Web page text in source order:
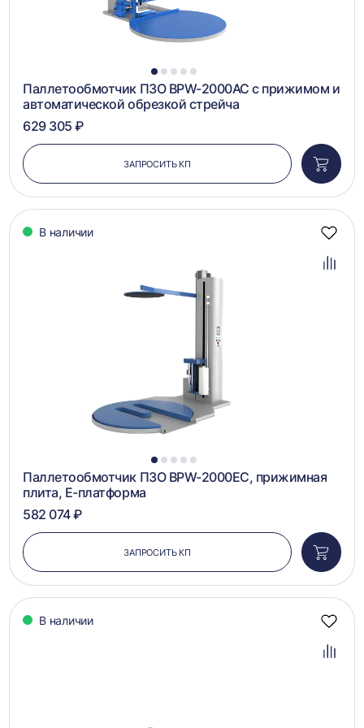
1 2 3 4 5
Паллетообмотчик ПЗО BPW-2000AC с прижимом и
автоматической обрезкой стрейча
629 305 ₽
ЗАПРОСИТЬ КП
в
В наличии
1 2 3 4 5
Паллетообмотчик ПЗО BPW-2000EC, прижимная
плита, Е-платформа
582 074 ₽
ЗАПРОСИТЬ КП
в
В наличии